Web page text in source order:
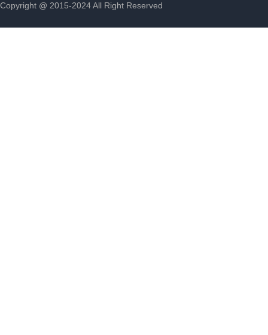
Copyright @ 2015-2024 All Right Reserved